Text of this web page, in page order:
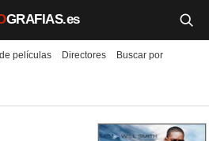
GRAFIAS.es
películas Directores
Buscar por